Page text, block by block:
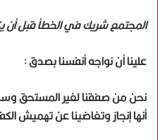
المجتمع شريك في الخطأ قبل
علينا أن نواجه أنفسنا بصدق :
نحن من صفقنا لغير المستحق
أنها إنجاز وتغاضينا عن تهميش